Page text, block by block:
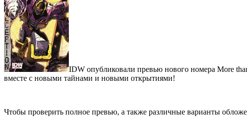
IDW опубликовали превью нового номера More
вместе с новыми тайнами и новыми открытиями!
Чтобы проверить полное превью, а также различные варианты